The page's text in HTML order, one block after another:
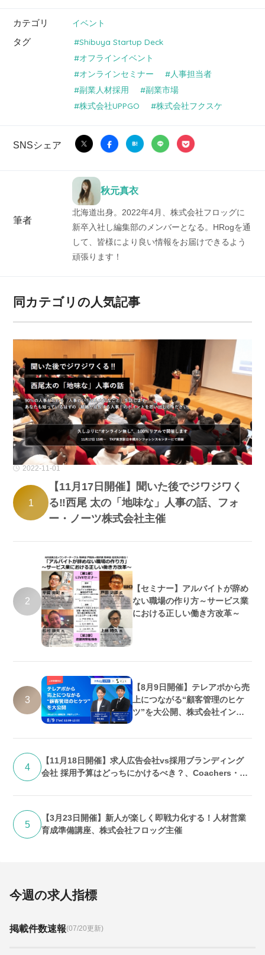
カテゴリ イベント
タグ
Shibuya Startup Deck
オフラインイベント
オンラインセミナー
人事担当者
副業人材採用
副業市場
株式会社UPPGO
株式会社フクスケ
SNSシェア
筆者
秋元真衣
北海道出身。2022年4月、株式会社フロッグに
新卒入社し編集部のメンバーとなる。HRogを通
して、皆様により良い情報をお届けできるよう
頑張ります！
同カテゴリの人気記事
2022-11-01
1
【11月17日開催】聞いた後でジワジワく
る‼西尾 太の「地味な」人事の話、フォ
ー・ノーツ株式会社主催
2
【セミナー】アルバイトが辞め
ない職場の作り方～サービス業
における正しい働き方改革～
3
【8月9日開催】テレアポから売
上につながる“顧客管理のヒケ
ツ”を大公開、株式会社インタ
催
4
【11月18日開催】求人広告会社vs採用ブランディング
会社 採用予算はどっちにかけるべき？、Coachers・株
5
【3月23日開催】新人が楽しく即戦力化する！人材営業
育成準備講座、株式会社フロッグ主催
今週の求人指標
掲載件数速報(07/20更新)